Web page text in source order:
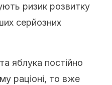
ризик розвитку
серйозних
яблука постійно
раціоні, то вже